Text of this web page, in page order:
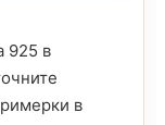
925 в
в